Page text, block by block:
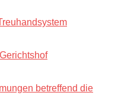
betreffend die